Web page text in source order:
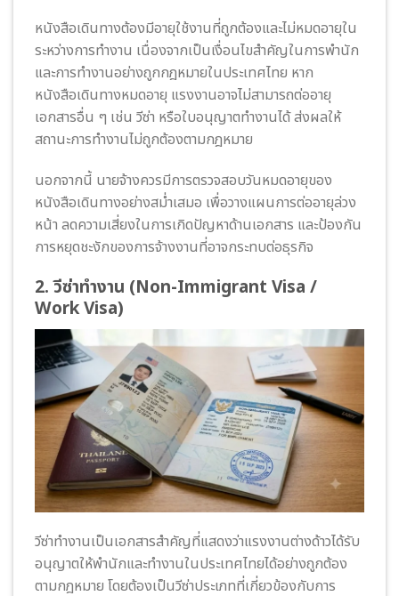
หนังสือเดินทางต้องมีอายุใช้งานที่ถูกต้องและไม่หมดอายุใน
ระหว่างการทำงาน เนื่องจากเป็นเงื่อนไขสำคัญในการพำนัก
และการทำงานอย่างถูกกฎหมายในประเทศไทย หาก
หนังสือเดินทางหมดอายุ แรงงานอาจไม่สามารถต่ออายุ
เอกสารอื่น ๆ เช่น วีซ่า หรือใบอนุญาตทำงานได้ ส่งผลให้
สถานะการทำงานไม่ถูกต้องตามกฎหมาย
นอกจากนี้ นายจ้างควรมีการตรวจสอบวันหมดอายุของ
หนังสือเดินทางอย่างสม่ำเสมอ เพื่อวางแผนการต่ออายุล่วง
หน้า ลดความเสี่ยงในการเกิดปัญหาด้านเอกสาร และป้องกัน
การหยุดชะงักของการจ้างงานที่อาจกระทบต่อธุรกิจ
2. วีซ่าทำงาน (Non-Immigrant Visa /
Work Visa)
วีซ่าทำงานเป็นเอกสารสำคัญที่แสดงว่าแรงงานต่างด้าวได้รับ
อนุญาตให้พำนักและทำงานในประเทศไทยได้อย่างถูกต้อง
ตามกฎหมาย โดยต้องเป็นวีซ่าประเภทที่เกี่ยวข้องกับการ